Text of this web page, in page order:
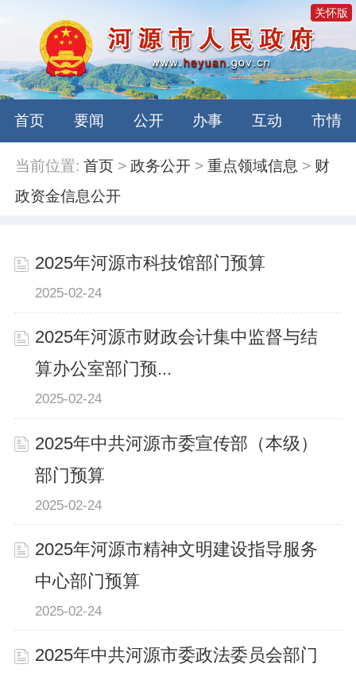
关怀版
首页 要闻 公开 办事 互动 市情
当前位置: 首页 >政务公开 >重点领域信息 > 财
政资金信息公开
2025年河源市科技馆部门预算
2025-02-24
2025年河源市财政会计集中监督与结
算办公室部门预...
2025-02-24
2025年中共河源市委宣传部（本级）
部门预算
2025-02-24
2025年河源市精神文明建设指导服务
中心部门预算
2025-02-24
2025年中共河源市委政法委员会部门